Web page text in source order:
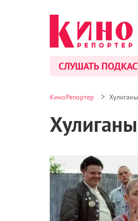
СЛУШАТЬ
КиноРепортер > Хулиганы
Хулиганы
Кино